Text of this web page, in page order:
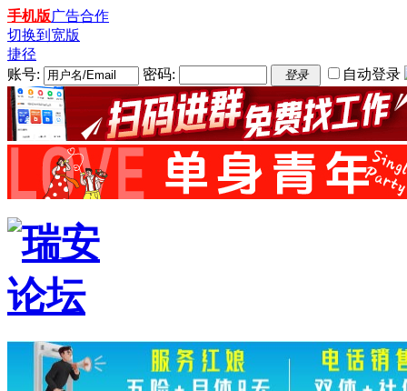
手机版广告合作
切换到宽版
捷径
账号:
密码: 登录 自动登录